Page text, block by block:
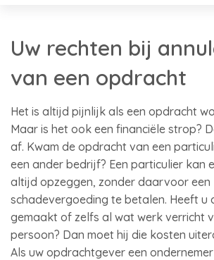
Uw rechten bij
van een opdracht
Het is altijd pijnlijk als een opdracht
Maar is het ook een financiële strop?
af. Kwam de opdracht van een
een ander bedrijf? Een particulier kan
altijd opzeggen, zonder daarvoor een
schadevergoeding te betalen. Heeft u
gemaakt of zelfs al wat werk verricht
persoon? Dan moet hij die kosten
Als uw opdrachtgever een